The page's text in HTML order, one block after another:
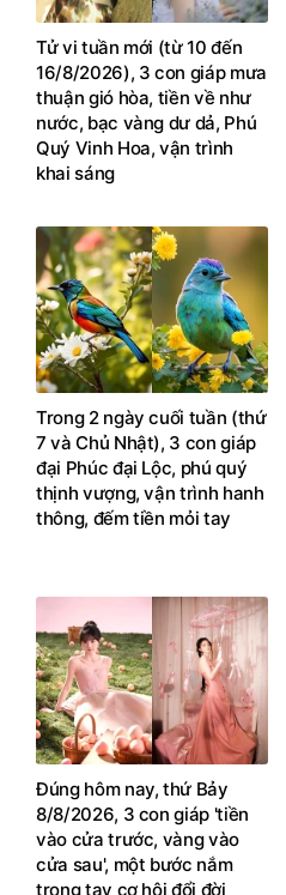
Tử vi tuần mới (từ 10 đến
16/8/2026), 3 con giáp mưa
thuận gió hòa, tiền về như
nước, bạc vàng dư dả, Phú
Quý Vinh Hoa, vận trình
khai sáng
Trong 2 ngày cuối tuần (thứ
7 và Chủ Nhật), 3 con giáp
đại Phúc đại Lộc, phú quý
thịnh vượng, vận trình hanh
thông, đếm tiền mỏi tay
Đúng hôm nay, thứ Bảy
8/8/2026, 3 con giáp 'tiền
vào cửa trước, vàng vào
cửa sau', một bước nắm
trong tay cơ hội đổi đời